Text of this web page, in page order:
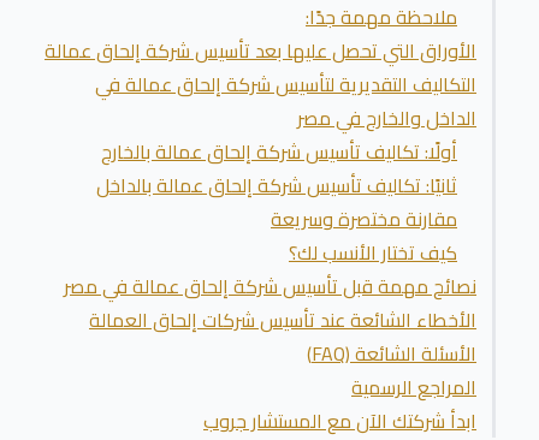
ملاحظة مهمة جدًا:
الأوراق التي تحصل عليها بعد تأسيس شركة إلحاق عمالة
التكاليف التقديرية لتأسيس شركة إلحاق عمالة في
الداخل والخارج في مصر
أولًا: تكاليف تأسيس شركة إلحاق عمالة بالخارج
ثانيًا: تكاليف تأسيس شركة إلحاق عمالة بالداخل
مقارنة مختصرة وسريعة
كيف تختار الأنسب لك؟
نصائح مهمة قبل تأسيس شركة إلحاق عمالة في مصر
الأخطاء الشائعة عند تأسيس شركات إلحاق العمالة
الأسئلة الشائعة (FAQ)
المراجع الرسمية
ابدأ شركتك الآن مع المستشار جروب